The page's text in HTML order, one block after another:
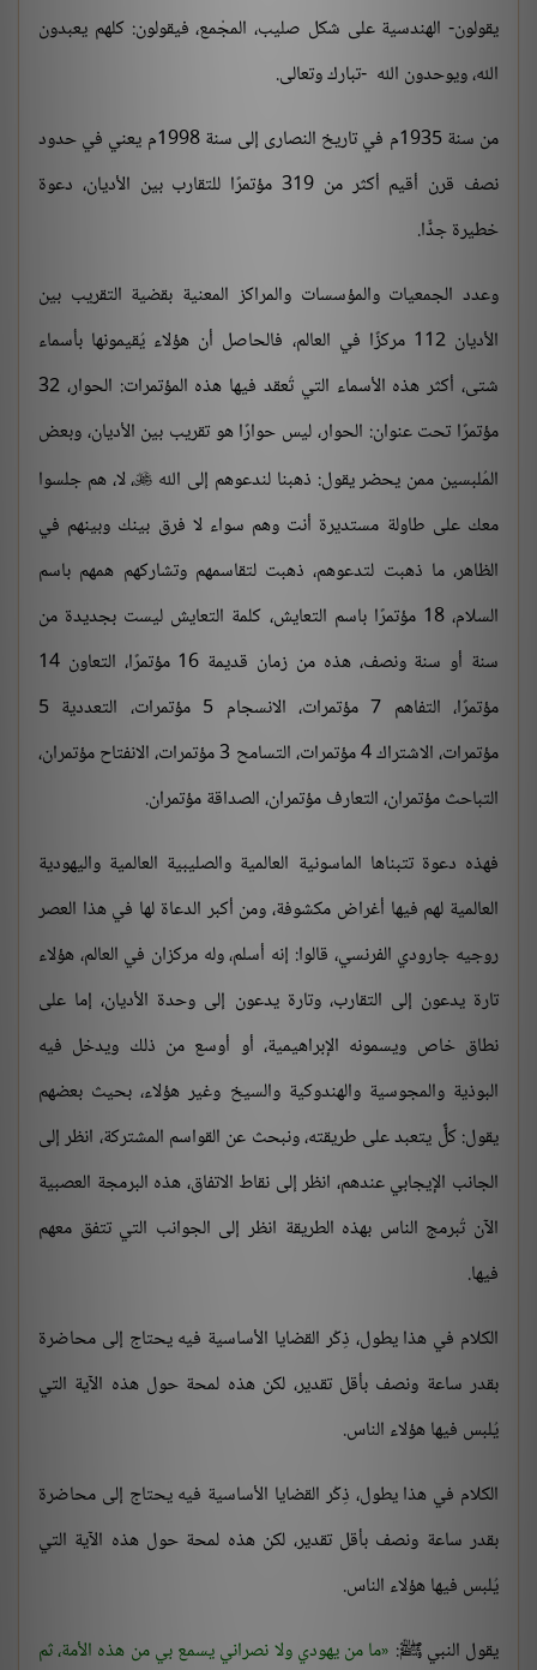
يقولون- الهندسية على شكل صليب، المجْمع، فيقولون: كلهم يعبدون
الله، ويوحدون الله -تبارك وتعالى.
من سنة 1935م في تاريخ النصارى إلى سنة 1998م يعني في حدود
نصف قرن أقيم أكثر من 319 مؤتمرًا للتقارب بين الأديان، دعوة
خطيرة جدًّا.
وعدد الجمعيات والمؤسسات والمراكز المعنية بقضية التقريب بين
الأديان 112 مركزًا في العالم، فالحاصل أن هؤلاء يُقيمونها بأسماء
شتى، أكثر هذه الأسماء التي تُعقد فيها هذه المؤتمرات: الحوار، 32
مؤتمرًا تحت عنوان: الحوار، ليس حوارًا هو تقريب بين الأديان، وبعض
المُلبسين ممن يحضر يقول: ذهبنا لندعوهم إلى الله ، لا، هم جلسوا
معك على طاولة مستديرة أنت وهم سواء لا فرق بينك وبينهم في
الظاهر، ما ذهبت لتدعوهم، ذهبت لتقاسمهم وتشاركهم همهم باسم
السلام، 18 مؤتمرًا باسم التعايش، كلمة التعايش ليست بجديدة من
سنة أو سنة ونصف، هذه من زمان قديمة 16 مؤتمرًا، التعاون 14
مؤتمرًا، التفاهم 7 مؤتمرات، الانسجام 5 مؤتمرات، التعددية 5
مؤتمرات، الاشتراك 4 مؤتمرات، التسامح 3 مؤتمرات، الانفتاح مؤتمران،
التباحث مؤتمران، التعارف مؤتمران، الصداقة مؤتمران.
فهذه دعوة تتبناها الماسونية العالمية والصليبية العالمية واليهودية
العالمية لهم فيها أغراض مكشوفة، ومن أكبر الدعاة لها في هذا العصر
روجيه جارودي الفرنسي، قالوا: إنه أسلم، وله مركزان في العالم، هؤلاء
تارة يدعون إلى التقارب، وتارة يدعون إلى وحدة الأديان، إما على
نطاق خاص ويسمونه الإبراهيمية، أو أوسع من ذلك ويدخل فيه
البوذية والمجوسية والهندوكية والسيخ وغير هؤلاء، بحيث بعضهم
يقول: كلٌّ يتعبد على طريقته، ونبحث عن القواسم المشتركة، انظر إلى
الجانب الإيجابي عندهم، انظر إلى نقاط الاتفاق، هذه البرمجة العصبية
الآن تُبرمج الناس بهذه الطريقة انظر إلى الجوانب التي تتفق معهم
فيها.
الكلام في هذا يطول، ذِكْر القضايا الأساسية فيه يحتاج إلى محاضرة
بقدر ساعة ونصف بأقل تقدير، لكن هذه لمحة حول هذه الآية التي
يُلبس فيها هؤلاء الناس.
الكلام في هذا يطول، ذِكْر القضايا الأساسية فيه يحتاج إلى محاضرة
بقدر ساعة ونصف بأقل تقدير، لكن هذه لمحة حول هذه الآية التي
يُلبس فيها هؤلاء الناس.
يقول النبي ﷺ: ما من يهودي ولا نصراني يسمع بي من هذه الأمة، ثم